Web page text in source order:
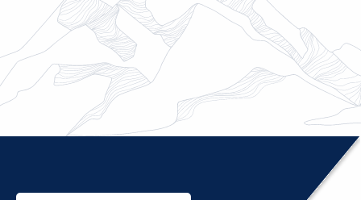
RENOUVELLEMENT DU PASS SAINTG’AIR®
2026-2027